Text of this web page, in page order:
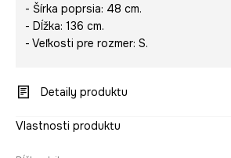
- Šírka poprsia: 48 cm.
- Dĺžka: 136 cm.
- Veľkosti pre rozmer: S.
Detaily produktu
Vlastnosti produktu